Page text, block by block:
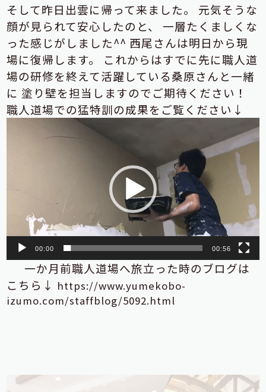
そして昨日出雲に帰って来ました。
元気そうな
顔が見られて安心したのと、
一層たくましくな
った感じがしました^^ 西尾さんは明日から現
場に復帰します。
これからはすでに先に職人道
場の研修を終えて活躍している桑原さんと一緒
に 塗り壁を担当しますのでご期待ください！
職人道場での猛特訓の成果をご覧ください↓
00:00 00:56
一か月前職人道場へ旅立った時のブログは
こちら↓ https://www.yumekobo-
izumo.com/staffblog/5092.html